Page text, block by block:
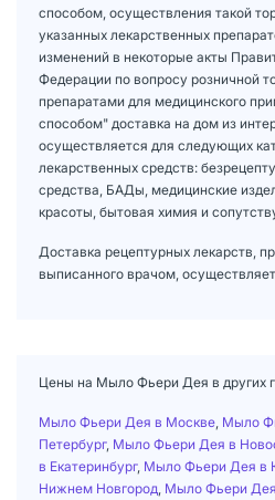
способом, осуществления такой
указанных лекарственных
изменений в некоторые акты
Федерации по вопросу розничной
препаратами для медицинского
способом" доставка на дом из
осуществляется для следующих
лекарственных средств:
средства, БАДы, медицинские
красоты, бытовая химия и
Доставка рецептурных лекарств,
выписанного врачом,
Цены на Мыло Фьери Дея в других
Мыло Фьери Дея в Москве Мыло
Петербург, Мыло Фьери Дея в
в Екатеринбург, Мыло Фьери Дея в
Нижнем Новгород Мыло Фьери